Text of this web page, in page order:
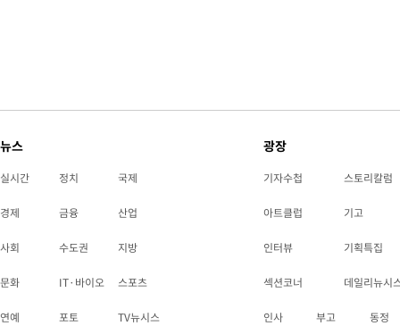
뉴스
실시간 정치 국제
경제 금융 산업
사회 수도권 지방
문화 IT·바이오 스포츠
연예 포토 TV뉴시스
광장
기자수첩 스토리칼럼
아트클럽 기고
인터뷰 기획특집
섹션코너 데일리뉴시
인사 부고 동정